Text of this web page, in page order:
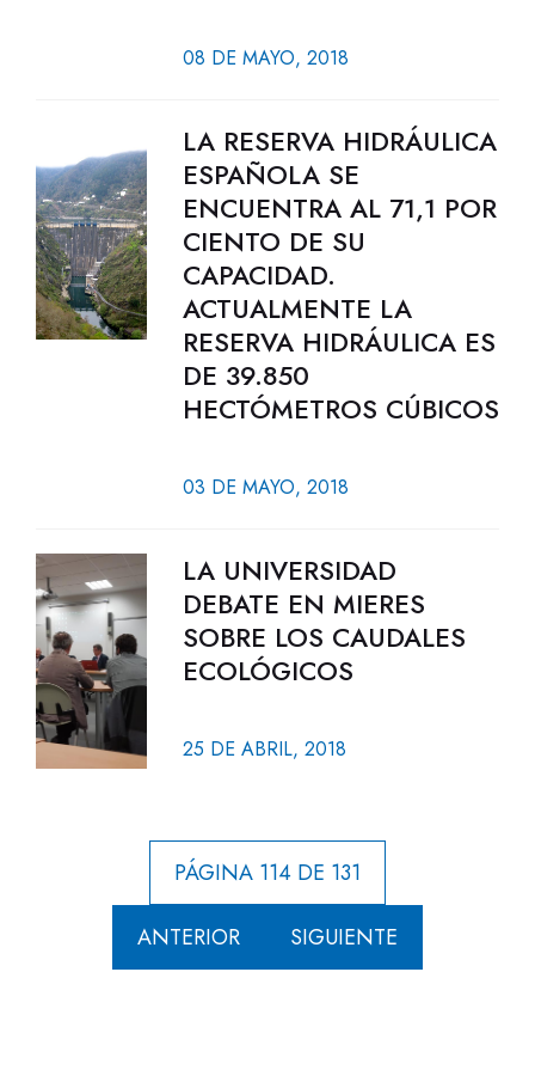
08 DE MAYO, 2018
LA RESERVA HIDRÁULICA
ESPAÑOLA SE
ENCUENTRA AL 71,1 POR
CIENTO DE SU
CAPACIDAD.
ACTUALMENTE LA
RESERVA HIDRÁULICA ES
DE 39.850
HECTÓMETROS CÚBICOS
03 DE MAYO, 2018
LA UNIVERSIDAD
DEBATE EN MIERES
SOBRE LOS CAUDALES
ECOLÓGICOS
25 DE ABRIL, 2018
PÁGINA 114 DE 131
ANTERIOR SIGUIENTE